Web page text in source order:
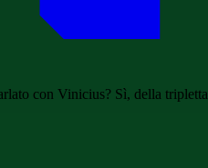
con Vinicius? Sì, della tripletta